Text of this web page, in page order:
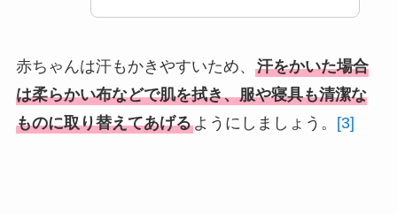
赤ちゃんは汗もかきやすいため、 汗をかいた場合
は柔らかい布などで肌を拭き、服や寝具も清潔な
ものに取り替えてあげるようにしましょう。 [3]